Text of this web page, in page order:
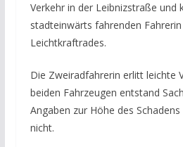
Verkehr in der Leibnizstraße und
stadteinwärts fahrenden
Leichtkraftrades.
Die Zweiradfahrerin erlitt leichte
beiden Fahrzeugen entstand
Angaben zur Höhe des
nicht.